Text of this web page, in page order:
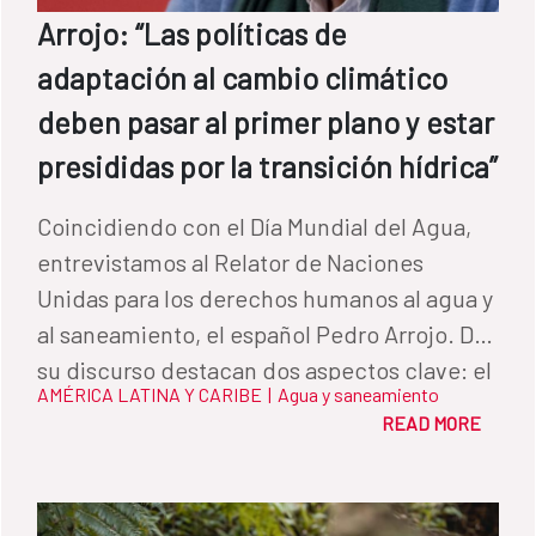
agua, mantenimiento de los sistemas y
gestión de residuos sólidos. También se
promovió la participación de las
comunidades en la administración de los
servicios. “Ahora tenemos agua en nuestras
casas. Todo es más fácil para nosotros y la
higiene de nuestra casa ya no es igual que
antes”, dice Morelia. “Todo ha mejorado,
tenemos agua de buena calidad y mis hijos
ya no se enferman”, agrega Sobeida. “El
agua es vida. El agua es fuerza. El agua es
cosecha. El agua es desarrollo. El agua es
higiene. El agua es muy importante para
destacan los beneficiarios de Guatemala.
Arrojo: “Las políticas de
adaptación al cambio climático
deben pasar al primer plano y estar
presididas por la transición hídrica”
Coincidiendo con el Día Mundial del Agua,
entrevistamos al Relator de Naciones
Unidas para los derechos humanos al agua y
al saneamiento, el español Pedro Arrojo. De
su discurso destacan dos aspectos clave: el
agua ha de ser entendido como un bien
adaptación al cambio climático.
AMÉRICA LATINA Y CARIBE | Agua y saneamiento
READ MORE